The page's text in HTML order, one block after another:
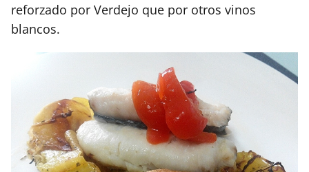
reforzado por Verdejo que por otros vinos
blancos.